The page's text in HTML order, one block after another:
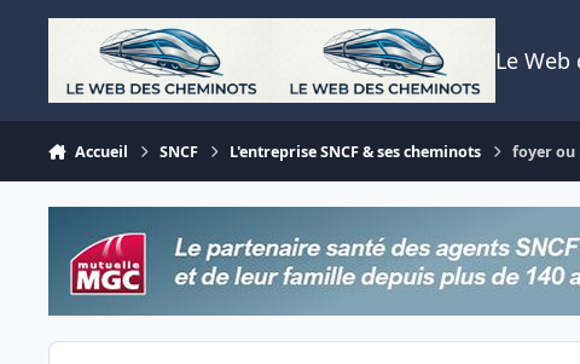
Aller au contenu
Le
Accueil SNCF L'entreprise SNCF & ses cheminots foyer ou